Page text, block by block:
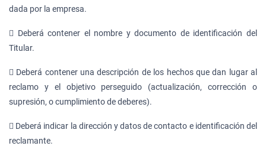
dada por la empresa.
 Deberá contener el nombre y documento de identificación del
Titular.
 Deberá contener una descripción de los hechos que dan lugar al
reclamo y el objetivo perseguido (actualización, corrección o
supresión, o cumplimiento de deberes).
 Deberá indicar la dirección y datos de contacto e identificación del
reclamante.